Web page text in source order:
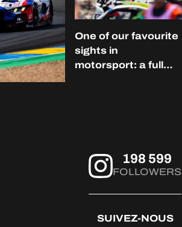
One of our favourite
sights in
motorsport: a full
198 599
FOLLOWERS
SUIVEZ-NOUS